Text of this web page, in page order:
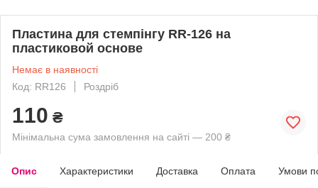
Пластина для стемпінгу RR-126 на
пластиковой основе
Немає в наявності
Код: RR126
Роздріб
110 ₴
Мінімальна сума замовлення на сайті — 200 ₴
Опис Характеристики Доставка Оплата Умови